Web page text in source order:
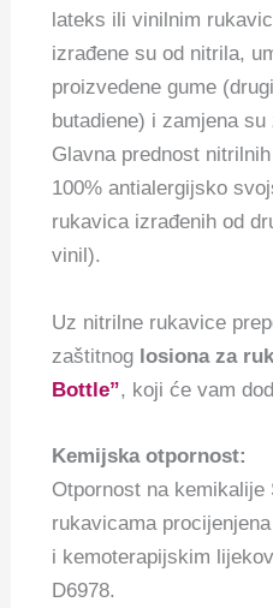
lateks ili vinilnim
izrađene su od nitrila,
proizvedene gume
butadiene) i zamjena
Glavna prednost
100% antialergijsko
rukavica izrađenih od
vinil).
Uz nitrilne rukavice
zaštitnog losiona za
Bottle”, koji će vam
Kemijska otpornost:
Otpornost na kemikalije
rukavicama
i kemoterapijskim
D6978.